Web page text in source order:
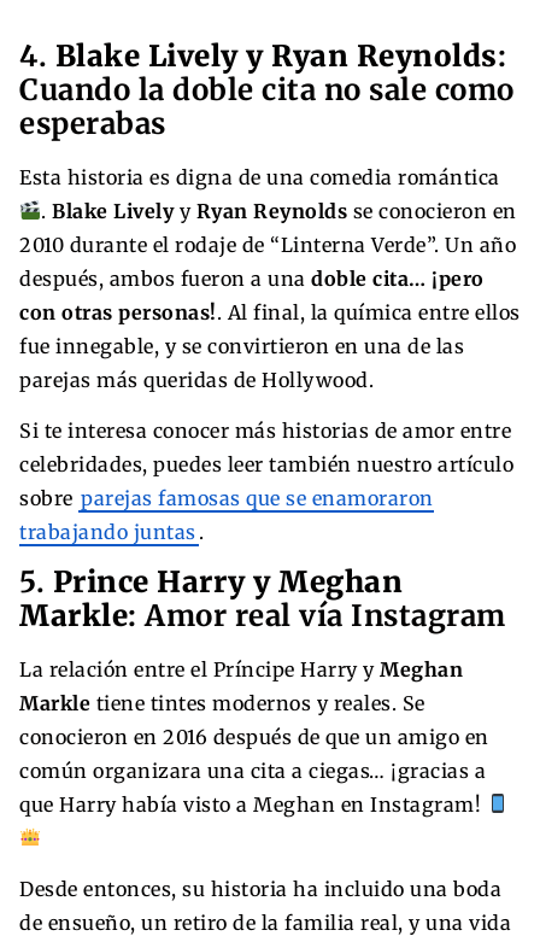
4. Blake Lively y Ryan Reynolds:
Cuando la doble cita no sale como
esperabas
Esta historia es digna de una comedia romántica
.Blake Livelyy Ryan Reynolds se conocieron en
2010 durante el rodaje de “Linterna Verde”. Un año
después, ambos fueron a una doble cita… ¡pero
con otras personas!. Al final, la química entre ellos
fue innegable, y se convirtieron en una de las
parejas más queridas de Hollywood.
Si te interesa conocer más historias de amor entre
celebridades, puedes leer también nuestro artículo
sobre parejas famosas que se enamoraron
trabajando juntas .
5. Prince Harry y Meghan
Markle: Amor real vía Instagram
La relación entre el Príncipe Harry y Meghan
Markle tiene tintes modernos y reales. Se
conocieron en 2016 después de que un amigo en
común organizara una cita a ciegas… ¡gracias a
que Harry había visto a Meghan en Instagram!
Desde entonces, su historia ha incluido una boda
de ensueño, un retiro de la familia real, y una vida